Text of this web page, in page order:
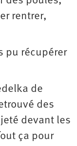
rentrer,
pu récupérer
de
des
devant les
ça pour